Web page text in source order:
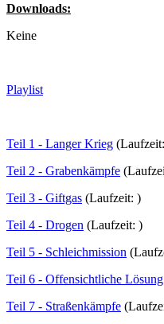
Downloads:
Keine
Playlist
Teil 1 - Langer Krieg
Teil 2 - Grabenkämpfe
Teil 3 - Giftgas (Laufzeit: )
Teil 4 - Drogen (Laufzeit: )
Teil 5 - Schleichmission
Teil 6 - Offensichtliche Lösung
Teil 7 - Straßenkämpfe